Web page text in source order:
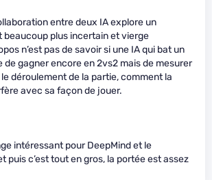
entre deux IA explore un
beaucoup plus incertain et vierge
n’est pas de savoir si une IA qui bat un
de gagner encore en 2vs2 mais de mesurer
déroulement de la partie, comment la
avec sa façon de jouer.
intéressant pour DeepMind et le
puis c’est tout en gros, la portée est assez